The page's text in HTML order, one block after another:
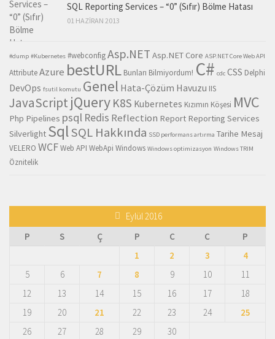
SQL Reporting Services – “0” (Sıfır) Bölme Hatası
01 HAZIRAN 2013
#dump #Kubernetes #webconfigAsp.NET Asp.NET Core ASP.NET Core Web API
AttributeAzure bestURL Bunları Bilmiyordum! C# cdc CSS Delphi
DevOps fsutil komutu Genel Hata-Çözüm Havuzu IIS
JavaScript jQuery K8S Kubernetes Kızımın Köşesi MVC
Php Pipelines psql Redis Reflection Report Reporting Services
Silverlight SqlSQL Hakkında SSD performans artırma Tarihe Mesaj
VELERO WCFWeb API WebApi Windows Windows optimizasyon Windows TRIM
Öznitelik
Eylül 2016
P
S Ç P C C
P
1
2 3
4
5
6 7 8 9 10
11
12
13 14 15 16 17
18
19
20 21 22 23 24
25
26
27 28 29 30